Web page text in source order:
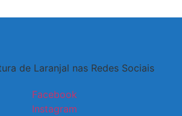
de Laranjal nas Redes Sociais
Facebook
Instagram